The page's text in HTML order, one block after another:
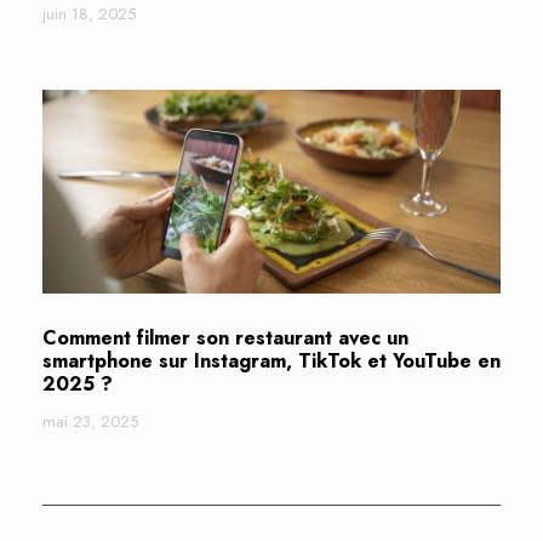
juin 18, 2025
Comment filmer son restaurant avec un
smartphone sur Instagram, TikTok et YouTube en
2025 ?
mai 23, 2025